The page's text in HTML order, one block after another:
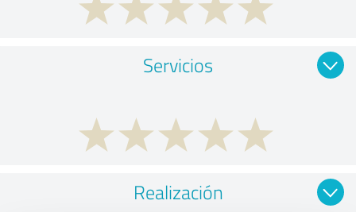
Servicios
Realización